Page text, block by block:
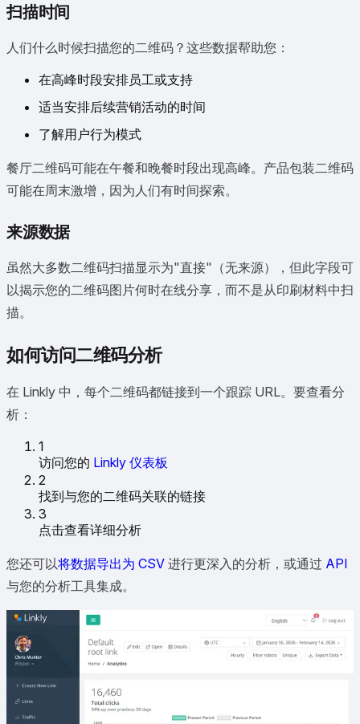
扫描时间
人们什么时候扫描您的二维码？这些数据帮助您：
在高峰时段安排员工或支持
适当安排后续营销活动的时间
了解用户行为模式
餐厅二维码可能在午餐和晚餐时段出现高峰。产品包装二维码
可能在周末激增，因为人们有时间探索。
来源数据
虽然大多数二维码扫描显示为"直接"（无来源），但此字段可
以揭示您的二维码图片何时在线分享，而不是从印刷材料中扫
描。
如何访问二维码分析
在 Linkly 中，每个二维码都链接到一个跟踪 URL。要查看分
析：
1
访问您的 Linkly 仪表板
2
找到与您的二维码关联的链接
3
点击查看详细分析
您还可以将数据导出为 CSV 进行更深入的分析，或通过 API
与您的分析工具集成。